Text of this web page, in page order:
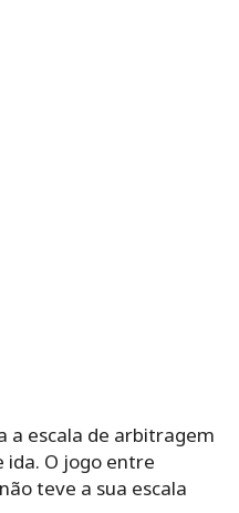
a escala de arbitragem
ida. O jogo entre
teve a sua escala